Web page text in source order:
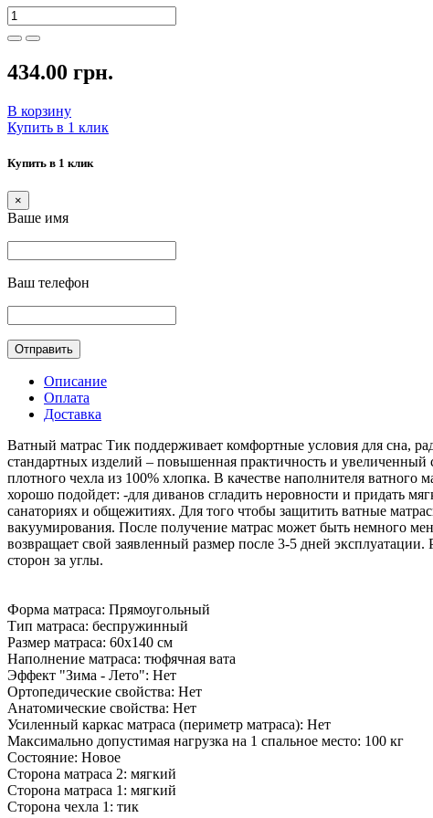
434.00 грн.
В корзину
Купить в 1 клик
Купить в 1 клик
×
Ваше имя
Ваш телефон
Отправить
Описание
Оплата
Доставка
Ватный матрас Тик поддерживает комфортные условия для сна,
стандартных изделий – повышенная практичность и
плотного чехла из 100% хлопка. В качестве наполнителя
хорошо подойдет: -для диванов сгладить неровности и придать
санаториях и общежитиях. Для того чтобы защитить ватные
вакуумирования. После получение матрас может быть немного
возвращает свой заявленный размер после 3-5 дней
сторон за углы.
Форма матраса: Прямоугольный
Тип матраса: беспружинный
Размер матраса: 60x140 см
Наполнение матраса: тюфячная вата
Эффект "Зима - Лето": Нет
Ортопедические свойства: Нет
Анатомические свойства: Нет
Усиленный каркас матраса (периметр матраса): Нет
Максимально допустимая нагрузка на 1 спальное место: 100 кг
Состояние: Новое
Сторона матраса 2: мягкий
Сторона матраса 1: мягкий
Сторона чехла 1: тик